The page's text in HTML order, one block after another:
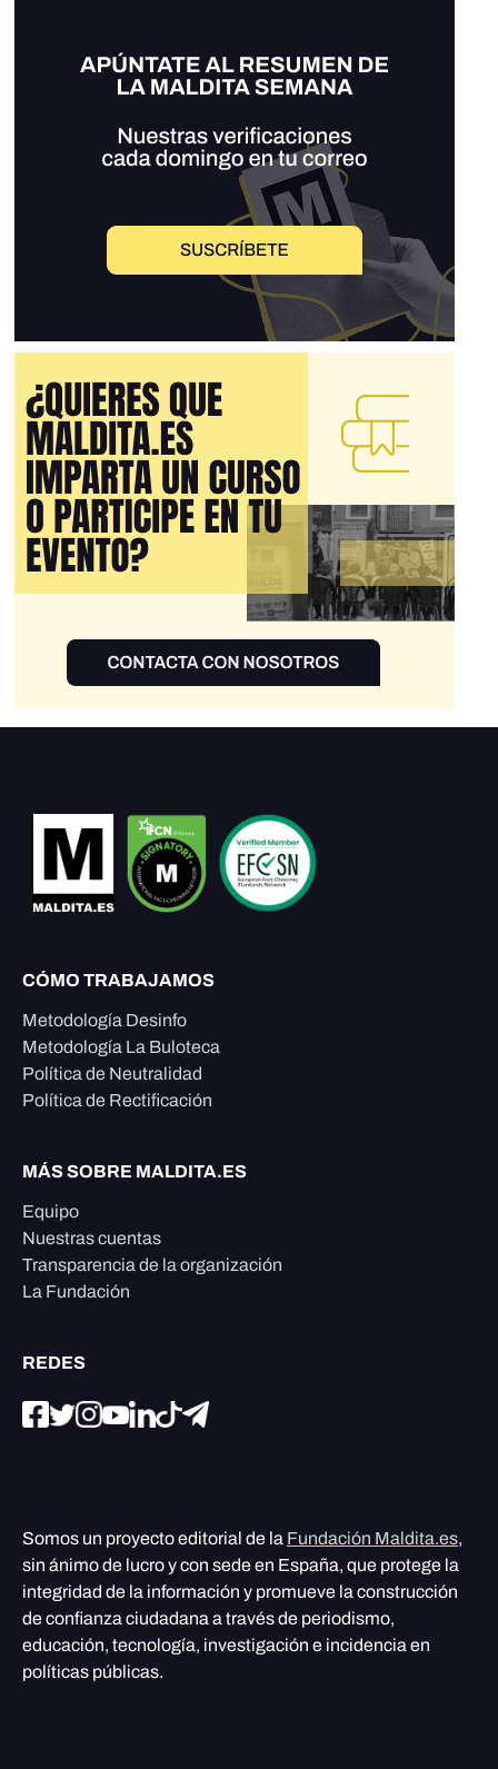
CÓMO TRABAJAMOS
Metodología Desinfo
Metodología La Buloteca
Política de Neutralidad
Política de Rectificación
MÁS SOBRE MALDITA.ES
Equipo
Nuestras cuentas
Transparencia de la organización
La Fundación
REDES
Somos un proyecto editorial de la Fundación Maldita.es,
sin ánimo de lucro y con sede en España, que protege la
integridad de la información y promueve la construcción
de confianza ciudadana a través de periodismo,
educación, tecnología, investigación e incidencia en
políticas públicas.